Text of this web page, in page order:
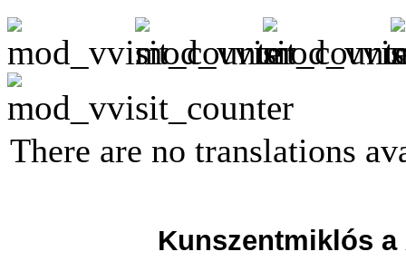
There are no translations
Kunszentmiklós a